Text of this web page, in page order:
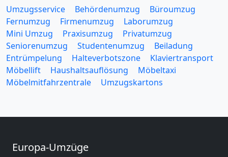
Umzugsservice Behördenumzug
Büroumzug
Fernumzug
Firmenumzug
Laborumzug
Mini Umzug
Praxisumzug
Privatumzug
Seniorenumzug
Studentenumzug
Beiladung
Entrümpelung
Halteverbotszone
Klaviertransport
Möbellift
Haushaltsauflösung
Möbeltaxi
Möbelmitfahrzentrale
Umzugskartons
Europa-Umzüge